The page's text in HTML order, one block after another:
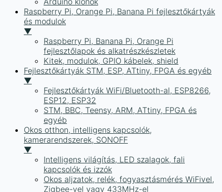
Raspberry Pi, Orange Pi, Banana Pi fejlesztőkártyák
és modulok
▼
Raspberry Pi, Banana Pi, Orange Pi
fejlesztőlapok és alkatrészkészletek
Kitek, modulok, GPIO kábelek, shield
Fejlesztőkártyák STM, ESP, ATtiny, FPGA és egyéb
▼
Fejlesztőkártyák WiFi/Bluetooth-al, ESP8266,
ESP12, ESP32
STM, BBC, Teensy, ARM, ATtiny, FPGA és
egyéb
Okos otthon, intelligens kapcsolók,
kamerarendszerek, SONOFF
▼
Intelligens világítás, LED szalagok, fali
kapcsolók és izzók
Okos aljzatok, relék, fogyasztásmérés WiFivel,
Zigbee-vel vagy 433MHz-el